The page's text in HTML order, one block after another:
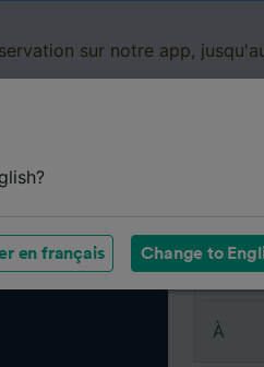
sur notre app,
De
À
en français Change to